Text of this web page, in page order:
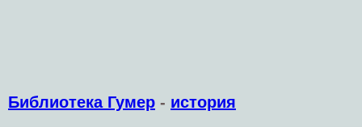
Библиотека Гумер - история